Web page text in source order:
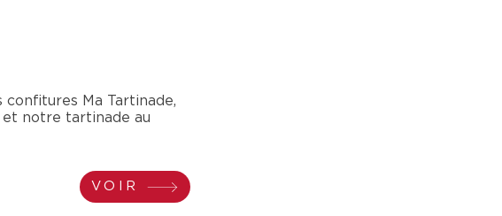
confitures Ma Tartinade,
notre tartinade au
VOIR